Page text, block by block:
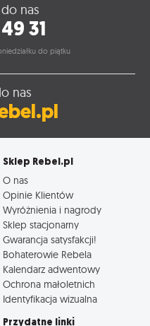
nas
31
do piątku
nas
Sklep Rebel.pl
O nas
Opinie Klientów
Wyróżnienia i nagrody
Sklep stacjonarny
Gwarancja satysfakcji!
Bohaterowie Rebela
Kalendarz adwentowy
Ochrona małoletnich
Identyfikacja wizualna
Przydatne linki